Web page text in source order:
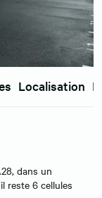
Localisation
dans un
reste 6 cellules